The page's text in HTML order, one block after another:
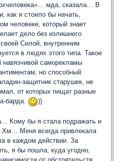
мда, сказала… В
как и стоило бы начать,
человеке, который знает
дело без излишнего
Силой, внутренним
в людях этого типа. Такое
навязчивой саморекламы
но способный
защитник старушек, не
от которых пищат разные
барда.
))
Кому бы я стала подражать и
Хм… Меня всегда привлекала
в каждом действии. За
я бы пошла, куда угодно,